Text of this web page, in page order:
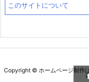
このサイトについて
Copyright © ホームページ制作